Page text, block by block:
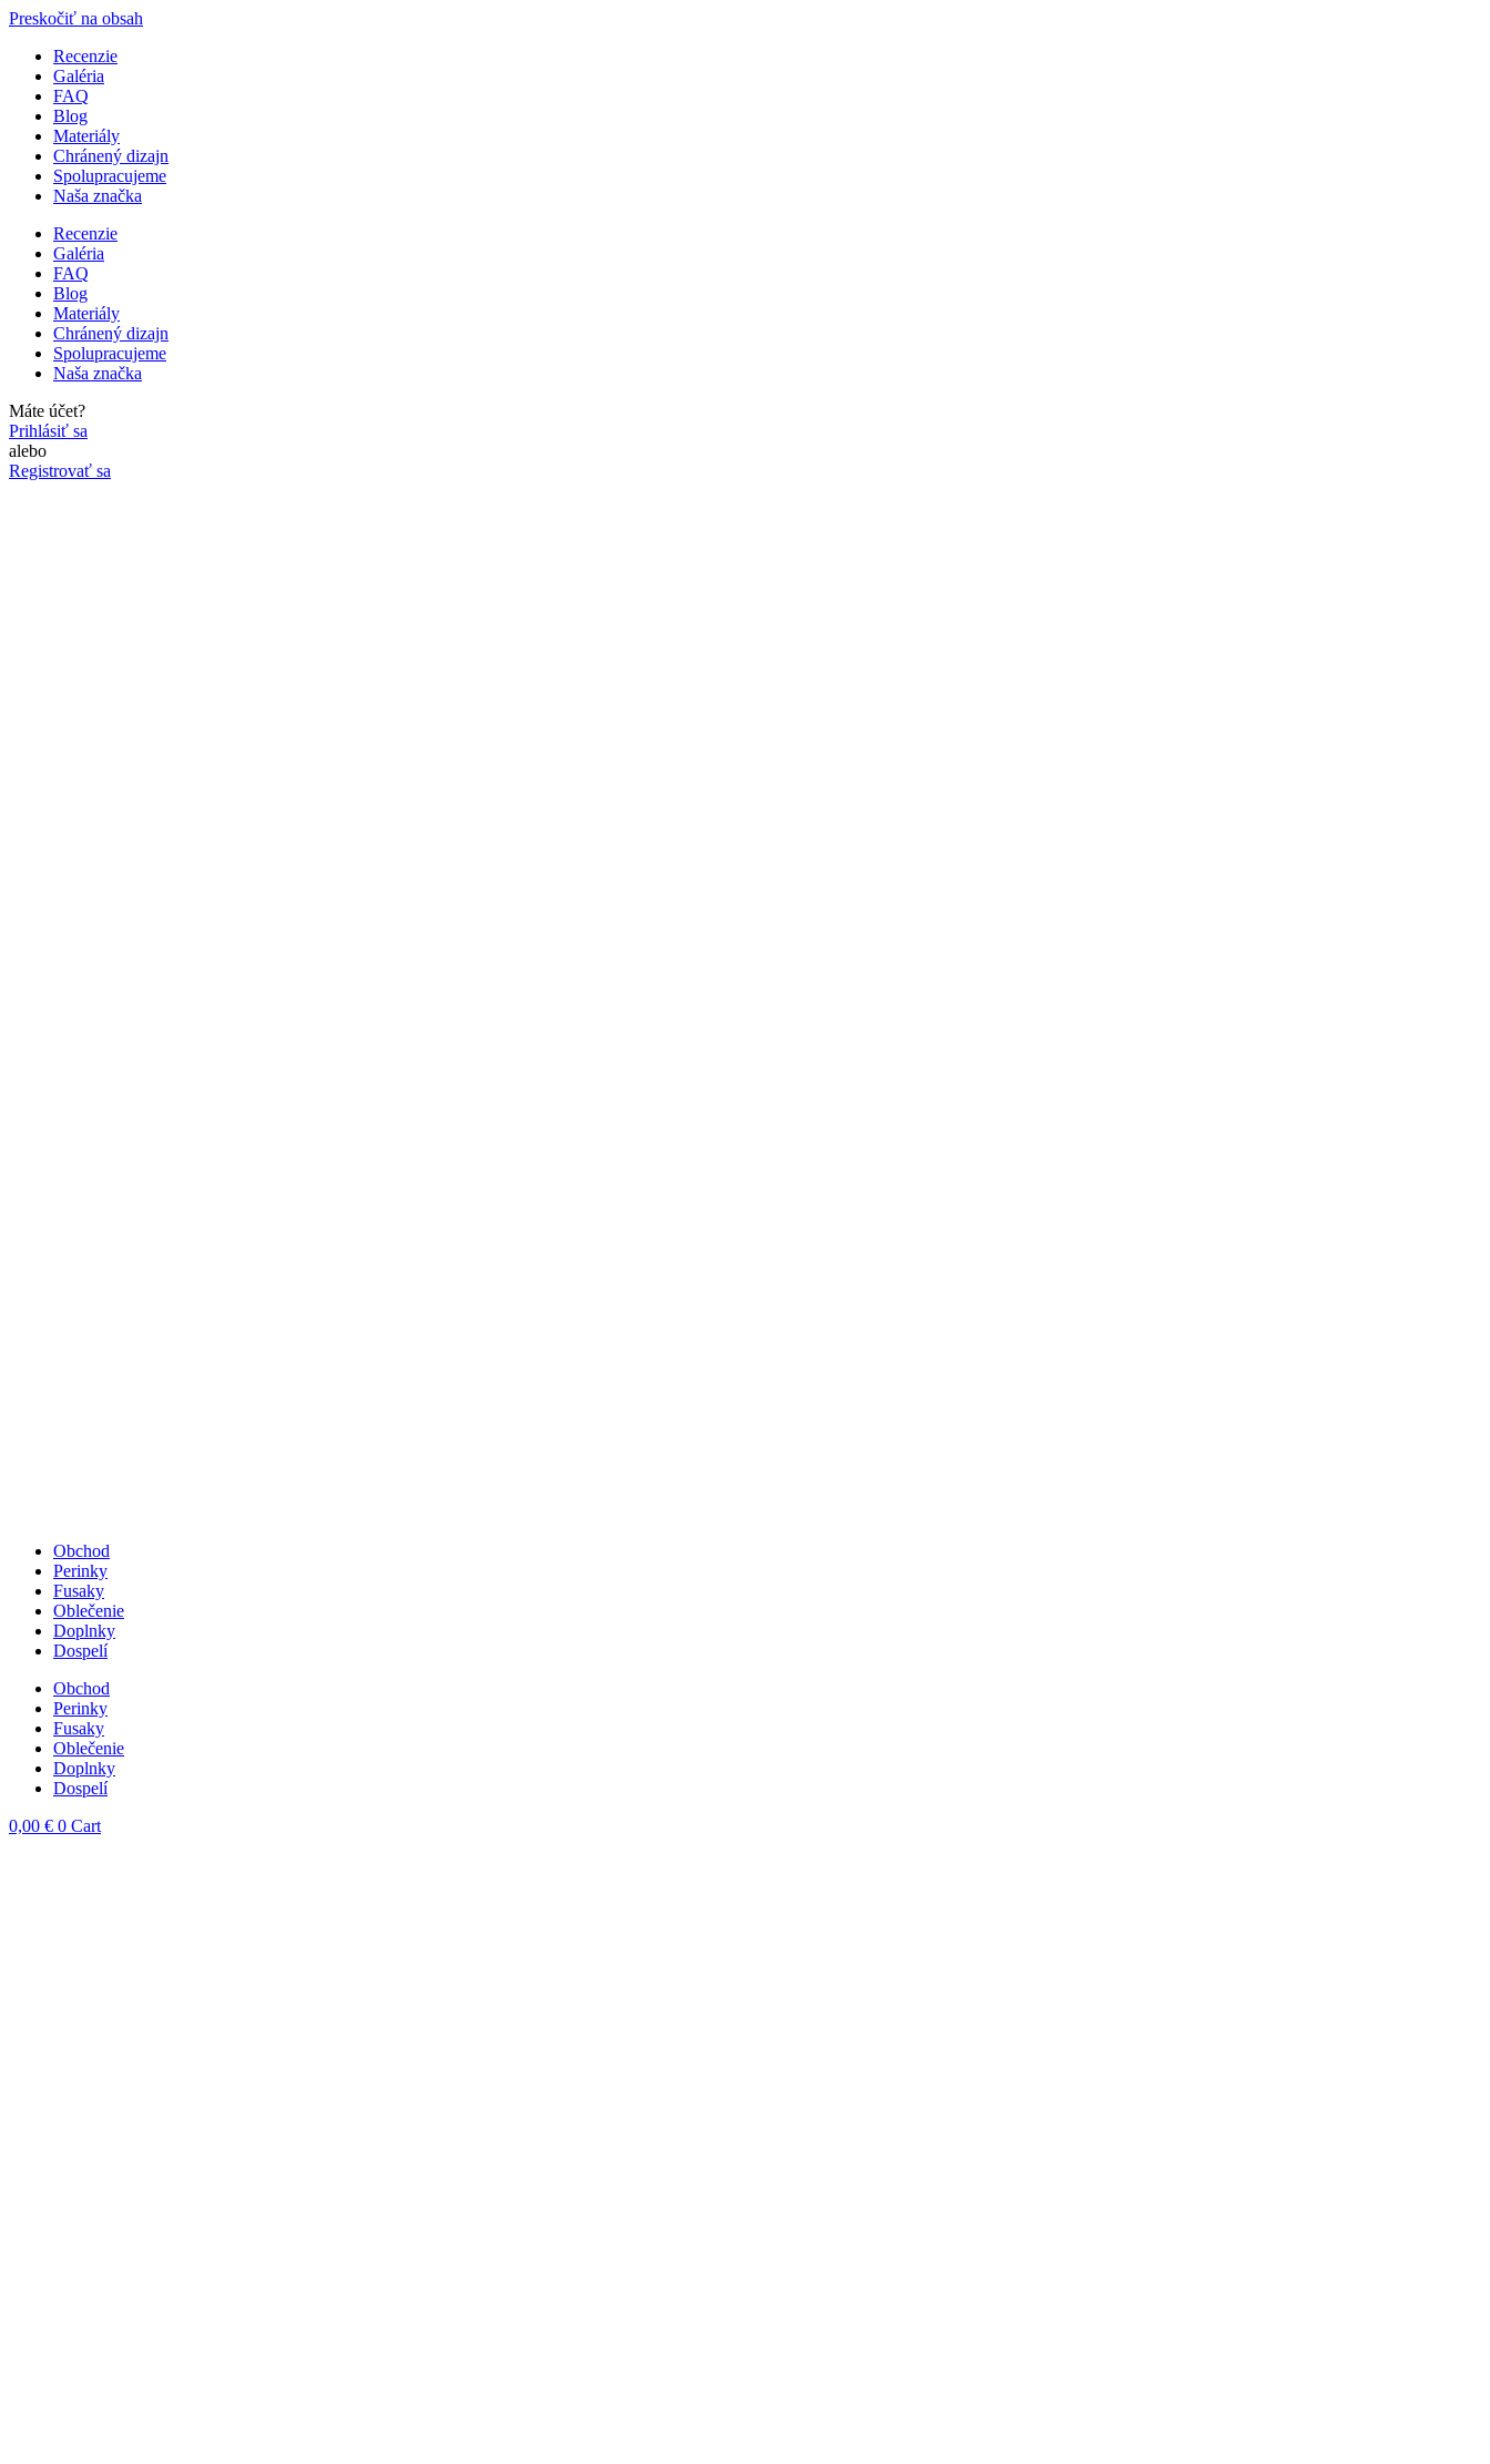
Preskočiť na obsah
Recenzie
Galéria
FAQ
Blog
Materiály
Chránený dizajn
Spolupracujeme
Naša značka
Recenzie
Galéria
FAQ
Blog
Materiály
Chránený dizajn
Spolupracujeme
Naša značka
Máte účet?
Prihlásiť sa
alebo
Registrovať sa
Obchod
Perinky
Fusaky
Oblečenie
Doplnky
Dospelí
Obchod
Perinky
Fusaky
Oblečenie
Doplnky
Dospelí
0,00 € 0 Cart